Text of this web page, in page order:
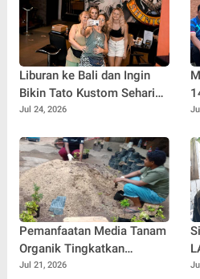
Liburan ke Bali dan Ingin
Bikin Tato Kustom Sehari
Jadi? Ini Panduannya
Jul 24, 2026
Pemanfaatan Media Tanam
Organik Tingkatkan
Keterampilan Masyarakat
Jul 21, 2026